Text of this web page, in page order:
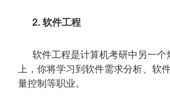
2. 软件工程
软件工程是计算机考研中另一
上，你将学习到软件需求分析、
量控制等职业。